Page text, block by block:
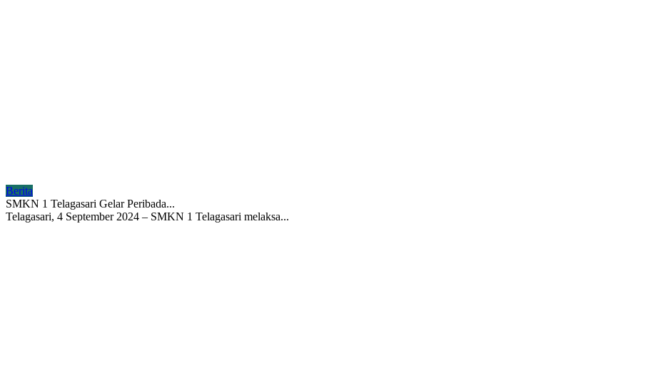
Berita
SMKN 1 Telagasari Gelar Peribada...
Telagasari, 4 September 2024 – SMKN 1 Telagasari melaksa...